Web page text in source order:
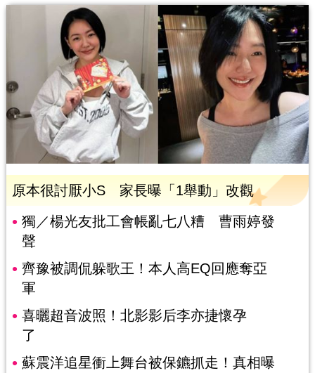
原本很討厭小S 家長曝「1舉動」改觀
獨／楊光友批工會帳亂七八糟 曹雨婷發
聲
齊豫被調侃躲歌王！本人高EQ回應奪亞
軍
喜曬超音波照！北影影后李亦捷懷孕
了
蘇震洋追星衝上舞台被保鑣抓走！真相曝